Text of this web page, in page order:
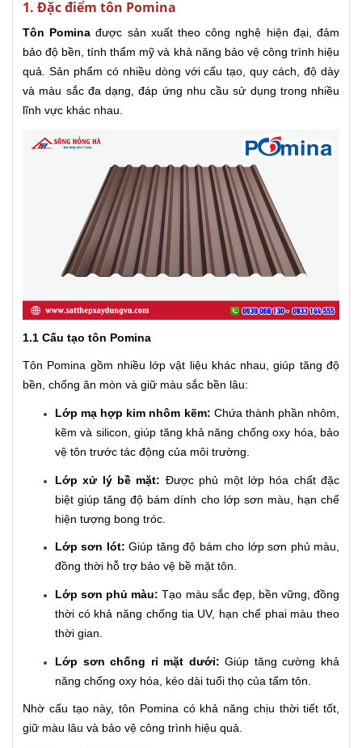
1. Đặc điểm tôn Pomina
Tôn Pomina được sản xuất theo công nghệ hiện đại, đảm
bảo độ bền, tính thẩm mỹ và khả năng bảo vệ công trình hiệu
quả. Sản phẩm có nhiều dòng với cấu tạo, quy cách, độ dày
và màu sắc đa dạng, đáp ứng nhu cầu sử dụng trong nhiều
lĩnh vực khác nhau.
1.1 Cấu tạo tôn Pomina
Tôn Pomina gồm nhiều lớp vật liệu khác nhau, giúp tăng độ
bền, chống ăn mòn và giữ màu sắc bền lâu:
Lớp mạ hợp kim nhôm kẽm: Chứa thành phần nhôm,
kẽm và silicon, giúp tăng khả năng chống oxy hóa, bảo
vệ tôn trước tác động của môi trường.
Lớp xử lý bề mặt: Được phủ một lớp hóa chất đặc
biệt giúp tăng độ bám dính cho lớp sơn màu, hạn chế
hiện tượng bong tróc.
Lớp sơn lót: Giúp tăng độ bám cho lớp sơn phủ màu,
đồng thời hỗ trợ bảo vệ bề mặt tôn.
Lớp sơn phủ màu: Tạo màu sắc đẹp, bền vững, đồng
thời có khả năng chống tia UV, hạn chế phai màu theo
thời gian.
Lớp sơn chống rỉ mặt dưới: Giúp tăng cường khả
năng chống oxy hóa, kéo dài tuổi thọ của tấm tôn.
Nhờ cấu tạo này, tôn Pomina có khả năng chịu thời tiết tốt,
giữ màu lâu và bảo vệ công trình hiệu quả.